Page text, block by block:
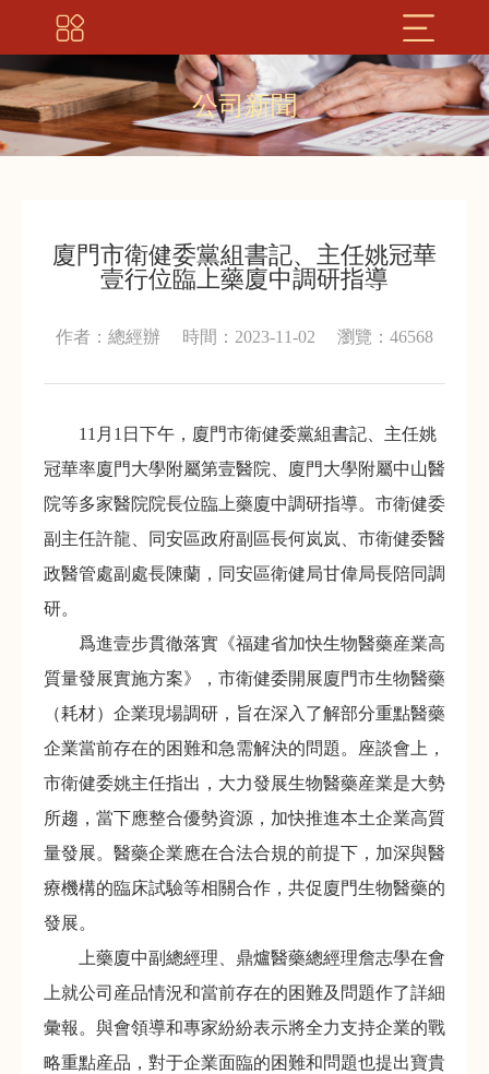
公司新聞
廈門市衛健委黨組書記、主任姚冠華
壹行位臨上藥廈中調研指導
作者：總經辦 時間：2023-11-02 瀏覽：46568
11月1日下午，廈門市衛健委黨組書記、主任姚
冠華率廈門大學附屬第壹醫院、廈門大學附屬中山醫
院等多家醫院院長位臨上藥廈中調研指導。市衛健委
副主任許龍、同安區政府副區長何岚岚、市衛健委醫
政醫管處副處長陳蘭，同安區衛健局甘偉局長陪同調
研。
爲進壹步貫徹落實《福建省加快生物醫藥産業高
質量發展實施方案》，市衛健委開展廈門市生物醫藥
（耗材）企業現場調研，旨在深入了解部分重點醫藥
企業當前存在的困難和急需解決的問題。座談會上，
市衛健委姚主任指出，大力發展生物醫藥産業是大勢
所趨，當下應整合優勢資源，加快推進本土企業高質
量發展。醫藥企業應在合法合規的前提下，加深與醫
療機構的臨床試驗等相關合作，共促廈門生物醫藥的
發展。
上藥廈中副總經理、鼎爐醫藥總經理詹志學在會
上就公司産品情況和當前存在的困難及問題作了詳細
彙報。與會領導和專家紛紛表示將全力支持企業的戰
略重點産品，對于企業面臨的困難和問題也提出寶貴